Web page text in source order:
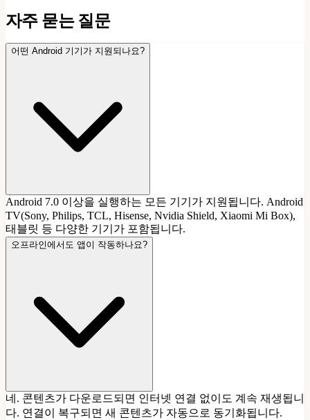
자주 묻는 질문
어떤 Android 기기가 지원되나요?
Android 7.0 이상을 실행하는 모든 기기가 지원됩니다. Android
TV(Sony, Philips, TCL, Hisense, Nvidia Shield, Xiaomi Mi Box),
태블릿 등 다양한 기기가 포함됩니다.
오프라인에서도 앱이 작동하나요?
네. 콘텐츠가 다운로드되면 인터넷 연결 없이도 계속 재생됩니
다. 연결이 복구되면 새 콘텐츠가 자동으로 동기화됩니다.